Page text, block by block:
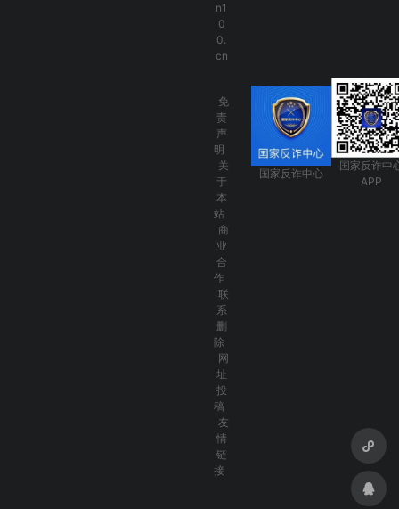
n1
0
0.
cn
免
责
声
明
关
于
本
站
商
业
合
作
联
系
删
除
网
址
投
稿
友
情
链
接
国家反诈中心
国家反诈中
APP